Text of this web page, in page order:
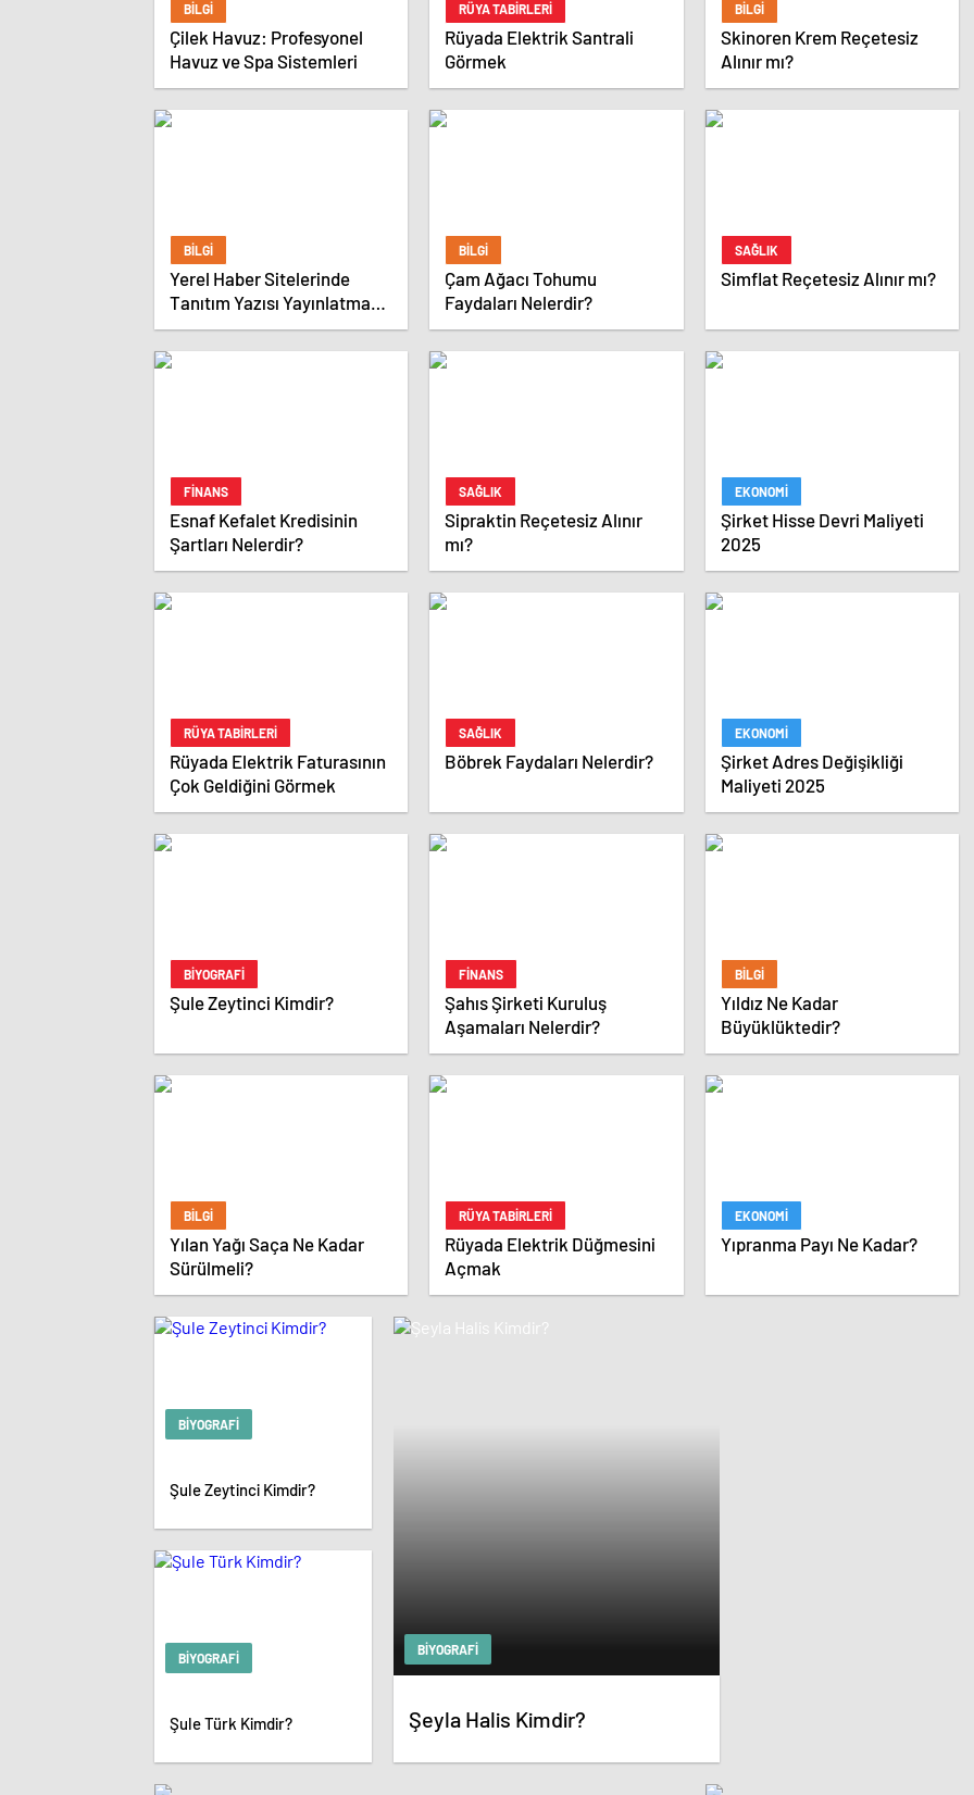
BILGI
Çilek Havuz: Profesyonel
Havuz ve Spa Sistemleri
RÜYA TABIRLERI
Rüyada Elektrik Santrali
Görmek
BILGI
Skinoren Krem Reçetesiz
Alınır mı?
BILGI
Yerel Haber Sitelerinde
Tanıtım Yazısı Yayınlatmak
Avantajlı mı?
BILGI
Çam Ağacı Tohumu
Faydaları Nelerdir?
SAĞLIK
Simflat Reçetesiz Alınır mı?
FINANS
Esnaf Kefalet Kredisinin
Şartları Nelerdir?
SAĞLIK
Sipraktin Reçetesiz Alınır
mı?
EKONOMI
Şirket Hisse Devri Maliyeti
2025
RÜYA TABIRLERI
Rüyada Elektrik Faturasının
Çok Geldiğini Görmek
SAĞLIK
Böbrek Faydaları Nelerdir?
EKONOMI
Şirket Adres Değişikliği
Maliyeti 2025
BIYOGRAFI
Şule Zeytinci Kimdir?
FINANS
Şahıs Şirketi Kuruluş
Aşamaları Nelerdir?
BILGI
Yıldız Ne Kadar
Büyüklüktedir?
BILGI
Yılan Yağı Saça Ne Kadar
Sürülmeli?
RÜYA TABIRLERI
Rüyada Elektrik Düğmesini
Açmak
EKONOMI
Yıpranma Payı Ne Kadar?
BIYOGRAFI
Şule Zeytinci Kimdir?
BIYOGRAFI
Şule Türk Kimdir?
BIYOGRAFI
Şeyla Halis Kimdir?